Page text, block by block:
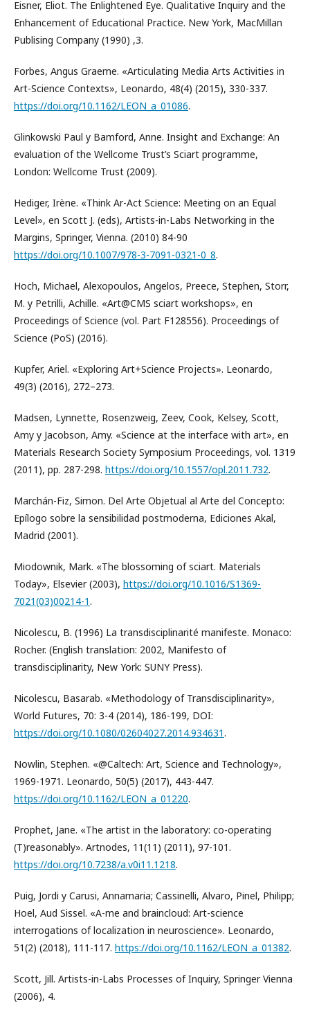
Eisner, Eliot. The Enlightened Eye. Qualitative Inquiry and the
Enhancement of Educational Practice. New York, MacMillan
Publising Company (1990) ,3.
Forbes, Angus Graeme. «Articulating Media Arts Activities in
Art-Science Contexts», Leonardo, 48(4) (2015), 330-337.
https://doi.org/10.1162/LEON_a_01086.
Glinkowski Paul y Bamford, Anne. Insight and Exchange: An
evaluation of the Wellcome Trust’s Sciart programme,
London: Wellcome Trust (2009).
Hediger, Irène. «Think Ar-Act Science: Meeting on an Equal
Level», en Scott J. (eds), Artists-in-Labs Networking in the
Margins, Springer, Vienna. (2010) 84-90
https://doi.org/10.1007/978-3-7091-0321-0_8.
Hoch, Michael, Alexopoulos, Angelos, Preece, Stephen, Storr,
M. y Petrilli, Achille. «Art@CMS sciart workshops», en
Proceedings of Science (vol. Part F128556). Proceedings of
Science (PoS) (2016).
Kupfer, Ariel. «Exploring Art+Science Projects». Leonardo,
49(3) (2016), 272–273.
Madsen, Lynnette, Rosenzweig, Zeev, Cook, Kelsey, Scott,
Amy y Jacobson, Amy. «Science at the interface with art», en
Materials Research Society Symposium Proceedings, vol. 1319
(2011), pp. 287-298. https://doi.org/10.1557/opl.2011.732.
Marchán-Fiz, Simon. Del Arte Objetual al Arte del Concepto:
Epílogo sobre la sensibilidad postmoderna, Ediciones Akal,
Madrid (2001).
Miodownik, Mark. «The blossoming of sciart. Materials
Today», Elsevier (2003), https://doi.org/10.1016/S1369-
7021(03)00214-1.
Nicolescu, B. (1996) La transdisciplinarité manifeste. Monaco:
Rocher. (English translation: 2002, Manifesto of
transdisciplinarity, New York: SUNY Press).
Nicolescu, Basarab. «Methodology of Transdisciplinarity»,
World Futures, 70: 3-4 (2014), 186-199, DOI:
https://doi.org/10.1080/02604027.2014.934631.
Nowlin, Stephen. «@Caltech: Art, Science and Technology»,
1969-1971. Leonardo, 50(5) (2017), 443-447.
https://doi.org/10.1162/LEON_a_01220.
Prophet, Jane. «The artist in the laboratory: co-operating
(T)reasonably». Artnodes, 11(11) (2011), 97-101.
https://doi.org/10.7238/a.v0i11.1218.
Puig, Jordi y Carusi, Annamaria; Cassinelli, Alvaro, Pinel, Philipp;
Hoel, Aud Sissel. «A-me and braincloud: Art-science
interrogations of localization in neuroscience». Leonardo,
51(2) (2018), 111-117. https://doi.org/10.1162/LEON_a_01382.
Scott, Jill. Artists-in-Labs Processes of Inquiry, Springer Vienna
(2006), 4.